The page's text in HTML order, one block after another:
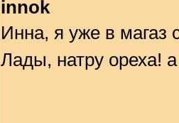
innok
Инна, я уже в магаз
Лады, натру ореха!